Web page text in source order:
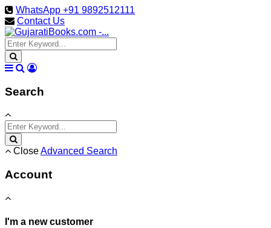
WhatsApp +91 9892512111
Contact Us
Search
CloseAdvanced Search
Account
I'm a new customer